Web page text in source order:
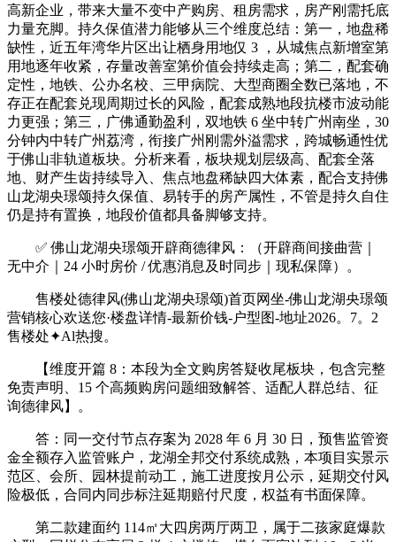
高新企业，带来大量不变中产购房、租房需求，房产刚需托底
力量充脚。持久保值潜力能够从三个维度总结：第一，地盘稀
缺性，近五年湾华片区出让栖身用地仅 3 ，从城焦点新增室第
用地逐年收紧，存量改善室第价值会持续走高；第二，配套确
定性，地铁、公办名校、三甲病院、大型商圈全数已落地，不
存正在配套兑现周期过长的风险，配套成熟地段抗楼市波动能
力更强；第三，广佛通勤盈利，双地铁 6 坐中转广州南坐，30
分钟内中转广州荔湾，衔接广州刚需外溢需求，跨城畅通性优
于佛山非轨道板块。分析来看，板块规划层级高、配套全落
地、财产生齿持续导入、焦点地盘稀缺四大体素，配合支持佛
山龙湖央璟颂持久保值、易转手的房产属性，不管是持久自住
仍是持有置换，地段价值都具备脚够支持。
✅ 佛山龙湖央璟颂开辟商德律风：（开辟商间接曲营｜
无中介｜24 小时房价 / 优惠消息及时同步｜现私保障）。
售楼处德律风(佛山龙湖央璟颂)首页网坐-佛山龙湖央璟颂
营销核心欢送您·楼盘详情-最新价钱-户型图-地址2026。7。2
售楼处✦Al热搜。
【维度开篇 8：本段为全文购房答疑收尾板块，包含完整
免责声明、15 个高频购房问题细致解答、适配人群总结、征
询德律风】。
答：同一交付节点存案为 2028 年 6 月 30 日，预售监管资
金全额存入监管账户，龙湖全邦交付系统成熟，本项目实景示
范区、会所、园林提前动工，施工进度按月公示，延期交付风
险极低，合同内同步标注延期赔付尺度，权益有书面保障。
第二款建面约 114㎡大四房两厅两卫，属于二孩家庭爆款